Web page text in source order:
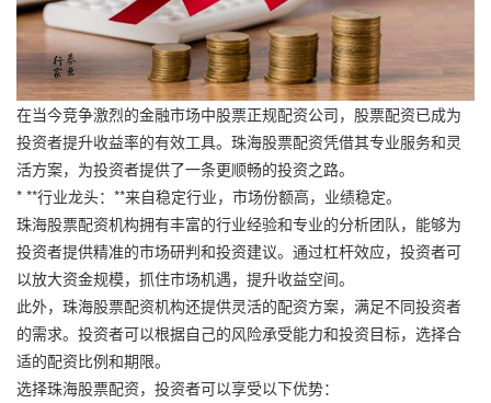
在当今竞争激烈的金融市场中股票正规配资公司，股票配资已成为
投资者提升收益率的有效工具。珠海股票配资凭借其专业服务和灵
活方案，为投资者提供了一条更顺畅的投资之路。
* **行业龙头：**来自稳定行业，市场份额高，业绩稳定。
珠海股票配资机构拥有丰富的行业经验和专业的分析团队，能够为
投资者提供精准的市场研判和投资建议。通过杠杆效应，投资者可
以放大资金规模，抓住市场机遇，提升收益空间。
此外，珠海股票配资机构还提供灵活的配资方案，满足不同投资者
的需求。投资者可以根据自己的风险承受能力和投资目标，选择合
适的配资比例和期限。
选择珠海股票配资，投资者可以享受以下优势：